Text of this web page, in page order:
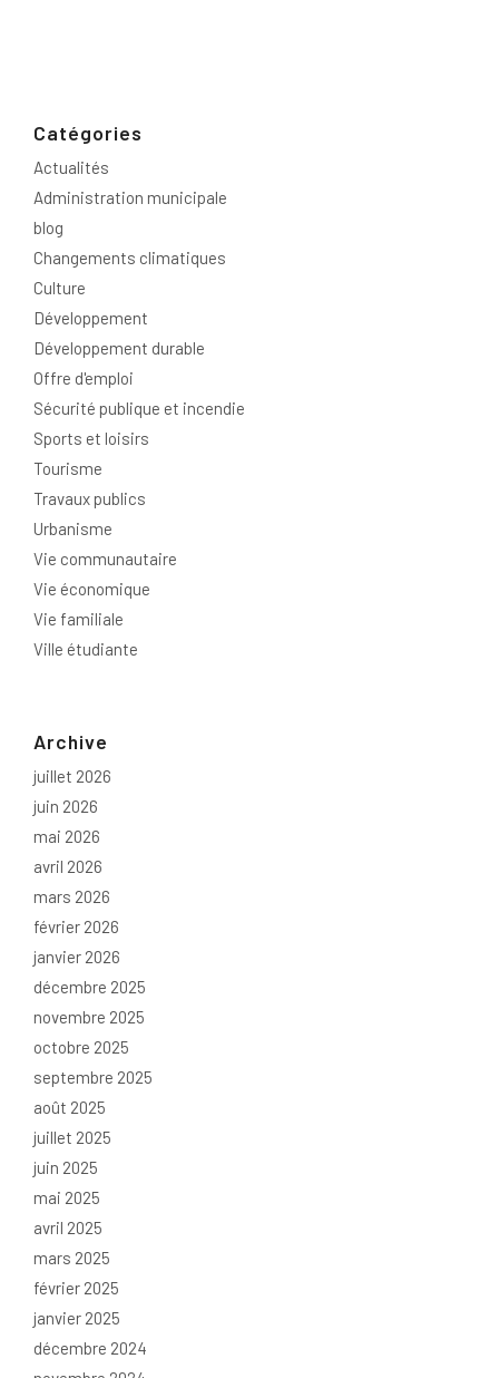
Catégories
Actualités
Administration municipale
blog
Changements climatiques
Culture
Développement
Développement durable
Offre d'emploi
Sécurité publique et incendie
Sports et loisirs
Tourisme
Travaux publics
Urbanisme
Vie communautaire
Vie économique
Vie familiale
Ville étudiante
Archive
juillet 2026
juin 2026
mai 2026
avril 2026
mars 2026
février 2026
janvier 2026
décembre 2025
novembre 2025
octobre 2025
septembre 2025
août 2025
juillet 2025
juin 2025
mai 2025
avril 2025
mars 2025
février 2025
janvier 2025
décembre 2024